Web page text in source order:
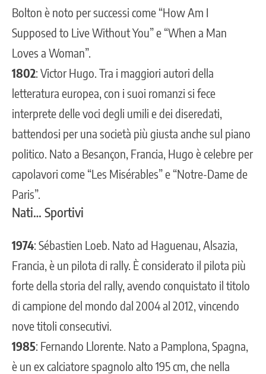
Bolton è noto per successi come “How Am I
Supposed to Live Without You” e “When a Man
Loves a Woman”.
1802: Victor Hugo. Tra i maggiori autori della
letteratura europea, con i suoi romanzi si fece
interprete delle voci degli umili e dei diseredati,
battendosi per una società più giusta anche sul piano
politico. Nato a Besançon, Francia, Hugo è celebre per
capolavori come “Les Misérables” e “Notre-Dame de
Paris”.
Nati… Sportivi
1974: Sébastien Loeb. Nato ad Haguenau, Alsazia,
Francia, è un pilota di rally. È considerato il pilota più
forte della storia del rally, avendo conquistato il titolo
di campione del mondo dal 2004 al 2012, vincendo
nove titoli consecutivi.
1985: Fernando Llorente. Nato a Pamplona, Spagna,
è un ex calciatore spagnolo alto 195 cm, che nella